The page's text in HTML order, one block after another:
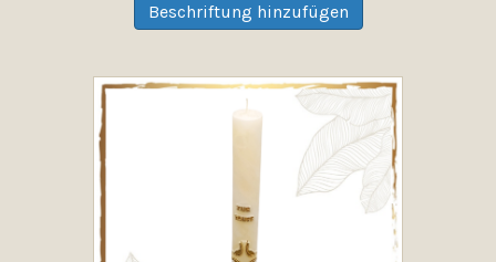
Beschriftung hinzufügen
weist
Varianten
auf.
Die
Optionen
können
auf
der
Produktseite
gewählt